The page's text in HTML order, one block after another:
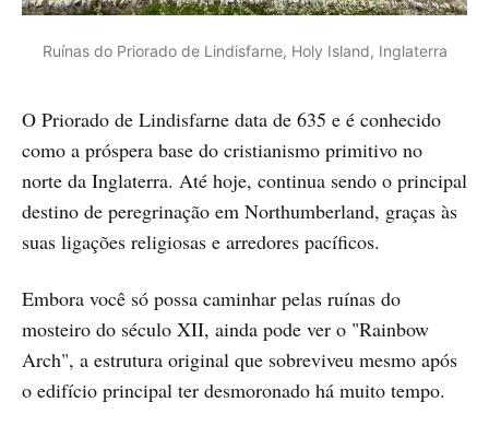
Ruínas do Priorado de Lindisfarne, Holy Island, Inglaterra
O Priorado de Lindisfarne data de 635 e é conhecido
como a próspera base do cristianismo primitivo no
norte da Inglaterra. Até hoje, continua sendo o principal
destino de peregrinação em Northumberland, graças às
suas ligações religiosas e arredores pacíficos.
Embora você só possa caminhar pelas ruínas do
mosteiro do século XII, ainda pode ver o "Rainbow
Arch", a estrutura original que sobreviveu mesmo após
o edifício principal ter desmoronado há muito tempo.